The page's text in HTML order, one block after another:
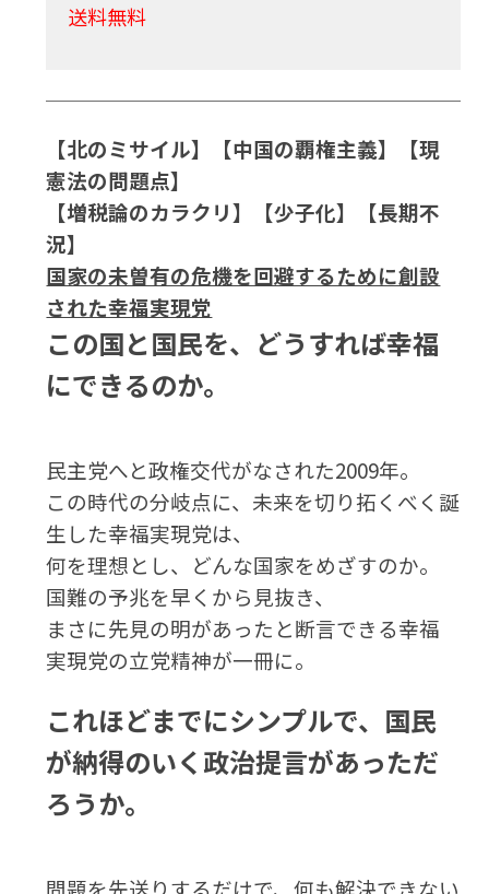
送料無料
【北のミサイル】【中国の覇権主義】【現
憲法の問題点】
【増税論のカラクリ】【少子化】【長期不
況】
国家の未曽有の危機を回避するために創設
された幸福実現党
この国と国民を、どうすれば幸福
にできるのか。
民主党へと政権交代がなされた2009年。
この時代の分岐点に、未来を切り拓くべく誕
生した幸福実現党は、
何を理想とし、どんな国家をめざすのか。
国難の予兆を早くから見抜き、
まさに先見の明があったと断言できる幸福
実現党の立党精神が一冊に。
これほどまでにシンプルで、国民
が納得のいく政治提言があっただ
ろうか。
問題を先送りするだけで、何も解決できない